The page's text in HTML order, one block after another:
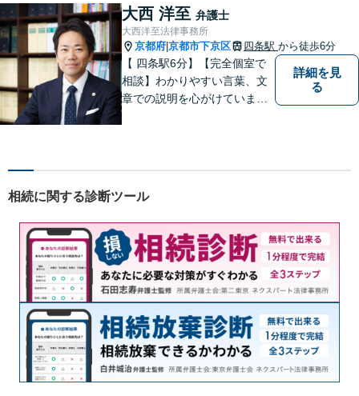
大西 洋至 弁護士
大西洋至法律事務所
京都府 京都市下京区 四条駅 から徒歩6分
【 四条駅6分】【完全個室で
相談】わかりやすい言葉、文
章での説明を心がけていま
気軽にご相談下さい。
詳細を見
る
相続に関する診断ツール